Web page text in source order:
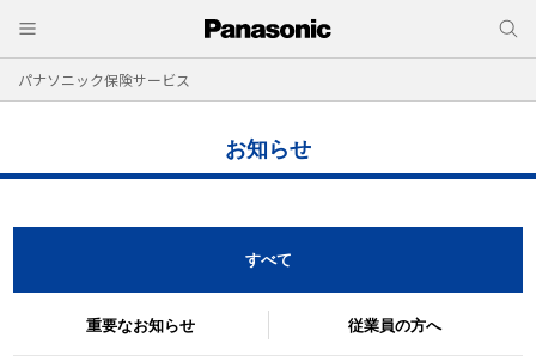
パナソニック保険サービス
お知らせ
すべて
重要なお知らせ 従業員の方へ